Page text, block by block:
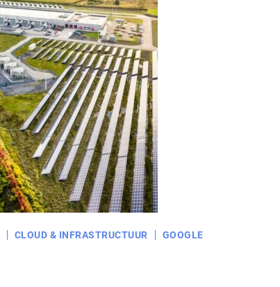
CLOUD & INFRASTRUCTUUR GOOGLE